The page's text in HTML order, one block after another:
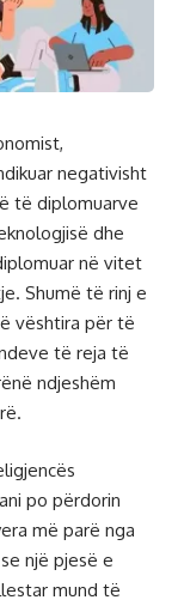
negativisht
të diplomuarve
dhe
në vitet
Shumë të rinj e
vështira për të
të reja të
ndjeshëm
po përdorin
më parë nga
një pjesë e
mund të